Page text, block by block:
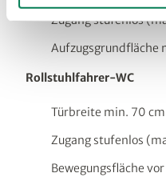
Zugang stufenlos
Aufzugsgrundfläche
Rollstuhlfahrer-WC
Türbreite min. 70 cm
Zugang stufenlos
Bewegungsfläche